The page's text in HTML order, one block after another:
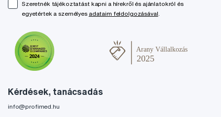
Kérdések, tanácsadás
info@profimed.hu
Szeretnék tájékoztatást kapni a hírekről és ajánlatokról és
egyetértek a személyes adataim feldolgozásával